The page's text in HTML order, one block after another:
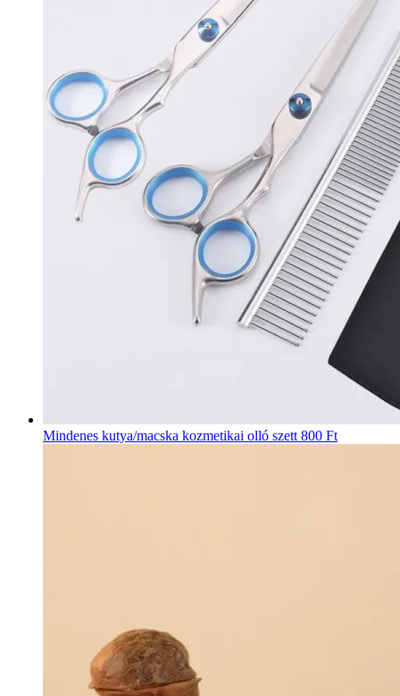
Mindenes kutya/macska kozmetikai olló szett 800 Ft